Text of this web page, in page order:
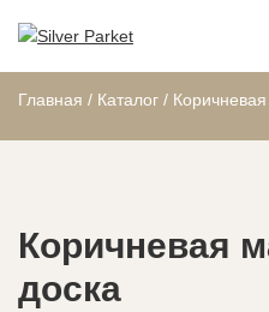
Главная / Каталог /
Коричневая
доска